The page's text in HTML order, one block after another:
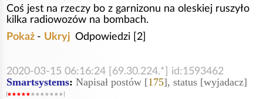
Coś jest na rzeczy bo z garnizonu na oleskiej ruszyło
kilka radiowozów na bombach.
Pokaż - Ukryj Odpowiedzi [2]
2020-03-15 06:16:24 [69.30.224.*] id:1593462
Smartsystems: Napisał postów [175], status [wyjadacz]